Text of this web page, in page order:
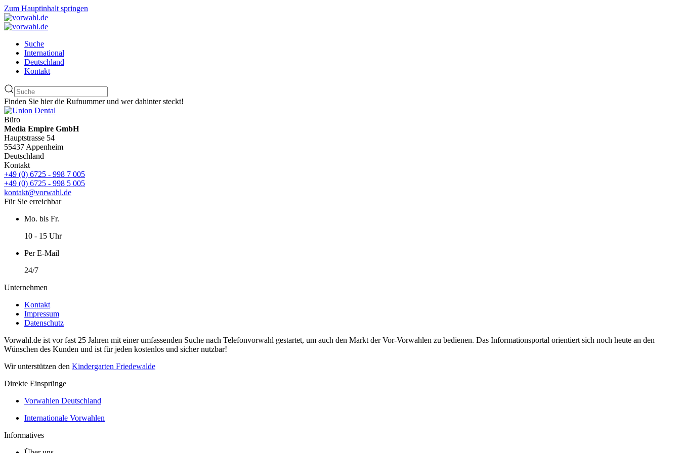
Zum Hauptinhalt springen
Suche
International
Deutschland
Kontakt
Finden Sie hier die Rufnummer und wer dahinter steckt!
Büro
Media Empire GmbH
Hauptstrasse 54
55437 Appenheim
Deutschland
Kontakt
+49 (0) 6725 - 998 7 005
+49 (0) 6725 - 998 5 005
kontakt@vorwahl.de
Für Sie erreichbar
Mo. bis Fr.
10 - 15 Uhr
Per E-Mail
24/7
Unternehmen
Kontakt
Impressum
Datenschutz
Vorwahl.de ist vor fast 25 Jahren mit einer umfassenden Suche nach Telefonvorwahl gestartet, um auch den Markt der Vor-Vorwahlen zu bedienen. Das Informationsportal orientiert sich noch heute an den
Wünschen des Kunden und ist für jeden kostenlos und sicher nutzbar!
Wir unterstützen den Kindergarten Friedewalde
Direkte Einsprünge
Vorwahlen Deutschland
Internationale Vorwahlen
Informatives